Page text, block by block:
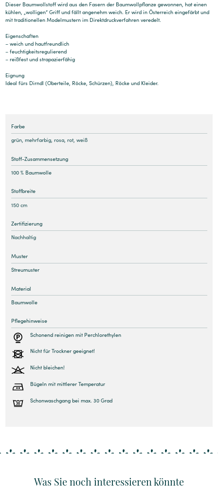
Dieser Baumwollstoff wird aus den Fasern der Baumwollpflanze gewonnen, hat einen
kühlen, „wolligen“ Griff und fällt angenehm weich. Er wird in Österreich eingefärbt und
mit traditionellen Modelmustern im Direktdruckverfahren veredelt.
Eigenschaften
– weich und hautfreundlich
– feuchtigkeitsregulierend
– reißfest und strapazierfähig
Eignung
Ideal fürs Dirndl (Oberteile, Röcke, Schürzen), Röcke und Kleider.
Farbe
grün, mehrfarbig, rosa, rot, weiß
Stoff-Zusammensetzung
100 % Baumwolle
Stoffbreite
150 cm
Zertifizierung
Nachhaltig
Muster
Streumuster
Material
Baumwolle
Pflegehinweise
Schonend reinigen mit Perchlorethylen
Nicht für Trockner geeignet!
Nicht bleichen!
Bügeln mit mittlerer Temperatur
Schonwaschgang bei max. 30 Grad
Was Sie noch interessieren könnte